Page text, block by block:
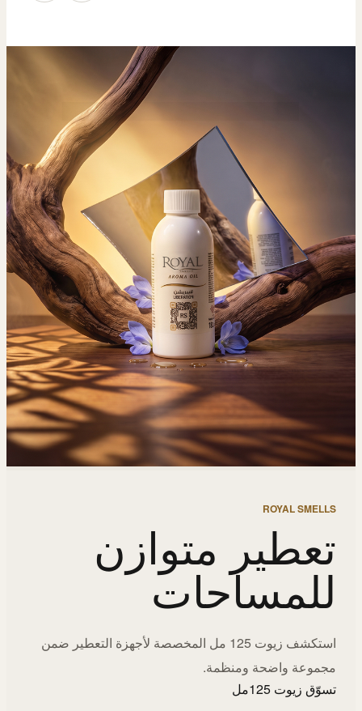
ROYAL SMELLS
تعطير متوازن
للمساحات
استكشف زيوت 125 مل المخصصة لأجهزة التعطير ضمن
مجموعة واضحة ومنظمة.
تسوّق زيوت 125مل